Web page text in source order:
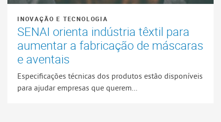
INOVAÇÃO E TECNOLOGIA
SENAI orienta indústria têxtil para
aumentar a fabricação de máscaras
e aventais
Especificações técnicas dos produtos estão disponíveis
para ajudar empresas que querem...